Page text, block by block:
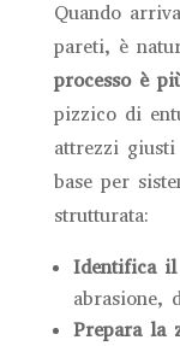
Quando
pareti, è
processo è
pizzico di
attrezzi
base per
strutturata:
Identifica
abrasione,
Prepara la